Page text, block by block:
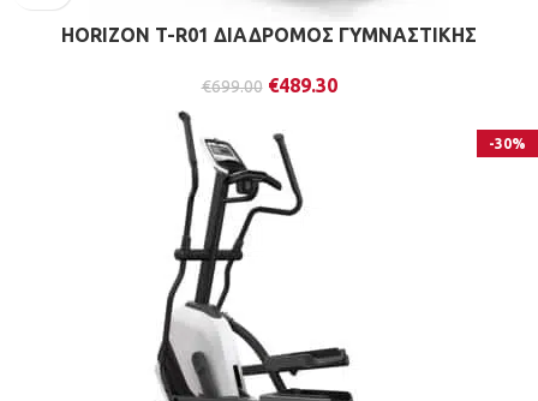
HORIZON T-R01 ΔΙΑΔΡΟΜΟΣ ΓΥΜΝΑΣΤΙΚΗΣ
€699.00 €489.30
-30%